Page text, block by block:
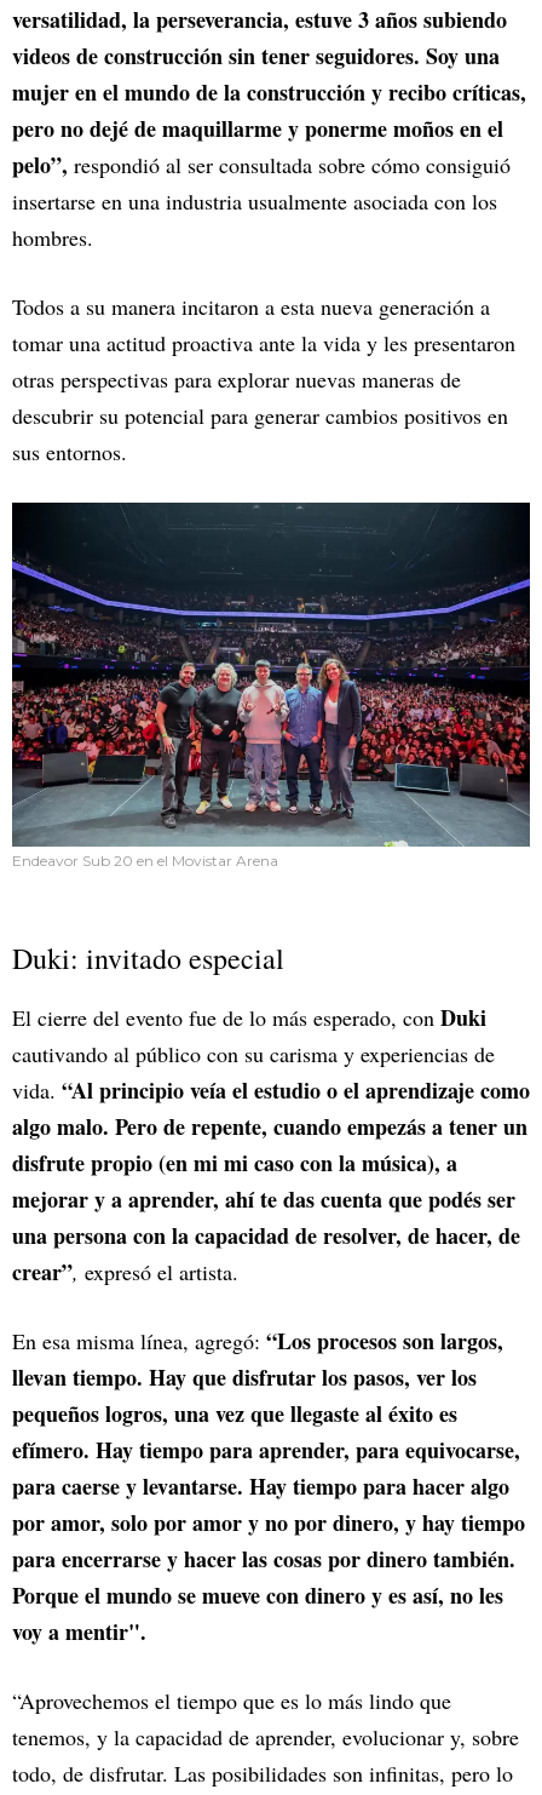
versatilidad, la perseverancia, estuve 3 años subiendo
videos de construcción sin tener seguidores. Soy una
mujer en el mundo de la construcción y recibo críticas,
pero no dejé de maquillarme y ponerme moños en el
pelo”, respondió al ser consultada sobre cómo consiguió
insertarse en una industria usualmente asociada con los
hombres.
Todos a su manera incitaron a esta nueva generación a
tomar una actitud proactiva ante la vida y les presentaron
otras perspectivas para explorar nuevas maneras de
descubrir su potencial para generar cambios positivos en
sus entornos.
Endeavor Sub 20 en el Movistar Arena
Duki: invitado especial
El cierre del evento fue de lo más esperado, con Duki
cautivando al público con su carisma y experiencias de
vida. “Al principio veía el estudio o el aprendizaje como
algo malo. Pero de repente, cuando empezás a tener un
disfrute propio (en mi mi caso con la música), a
mejorar y a aprender, ahí te das cuenta que podés ser
una persona con la capacidad de resolver, de hacer, de
crear”, expresó el artista.
En esa misma línea, agregó: “Los procesos son largos,
llevan tiempo. Hay que disfrutar los pasos, ver los
pequeños logros, una vez que llegaste al éxito es
efímero. Hay tiempo para aprender, para equivocarse,
para caerse y levantarse. Hay tiempo para hacer algo
por amor, solo por amor y no por dinero, y hay tiempo
para encerrarse y hacer las cosas por dinero también.
Porque el mundo se mueve con dinero y es así, no les
voy a mentir".
“Aprovechemos el tiempo que es lo más lindo que
tenemos, y la capacidad de aprender, evolucionar y, sobre
todo, de disfrutar. Las posibilidades son infinitas, pero lo